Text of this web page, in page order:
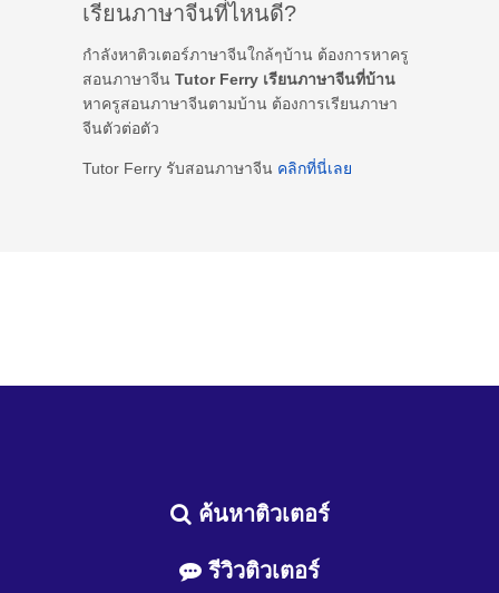
เรียนภาษาจีนที่ไหนดี?
กำลังหาติวเตอร์ภาษาจีนใกล้ๆบ้าน ต้องการหาครู
สอนภาษาจีน Tutor Ferry เรียนภาษาจีนที่บ้าน
หาครูสอนภาษาจีนตามบ้าน ต้องการเรียนภาษา
จีนตัวต่อตัว
Tutor Ferry รับสอนภาษาจีน คลิกที่นี่เลย
ค้นหาติวเตอร์
รีวิวติวเตอร์